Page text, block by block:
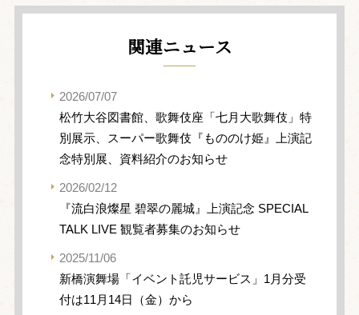
関連ニュース
2026/07/07
松竹大谷図書館、歌舞伎座「七月大歌舞伎」特
別展示、スーパー歌舞伎『もののけ姫』上演記
念特別展、資料紹介のお知らせ
2026/02/12
『流白浪燦星 碧翠の麗城』上演記念 SPECIAL
TALK LIVE 観覧者募集のお知らせ
2025/11/06
新橋演舞場「イベント託児サービス」1月分受
付は11月14日（金）から